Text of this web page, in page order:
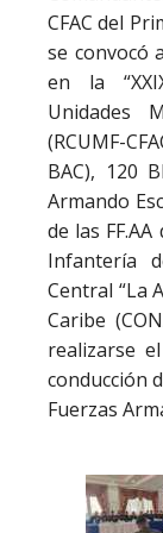
CFAC del
se convocó
en la
Unidades
(RCUMF-
BAC), 120
Armando
de las
Infantería
Central “La
Caribe
realizarse
conducción
Fuerzas